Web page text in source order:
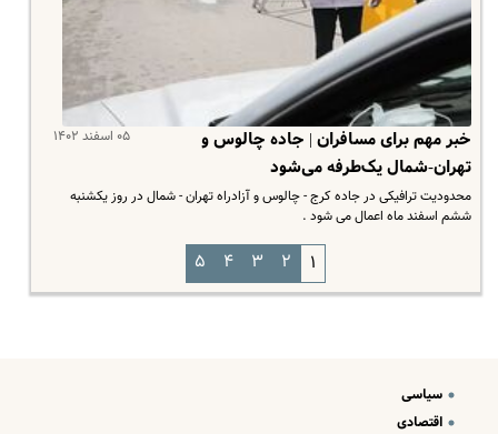
۰۵ اسفند ۱۴۰۲
خبر مهم برای مسافران | جاده چالوس و
تهران-شمال یک‌طرفه می‌شود
محدودیت ترافیکی در جاده کرج - چالوس و آزادراه تهران - شمال در روز یکشنبه
ششم اسفند ماه اعمال می شود .
۱ ۲ ۳ ۴ ۵
سیاسی
اقتصادی